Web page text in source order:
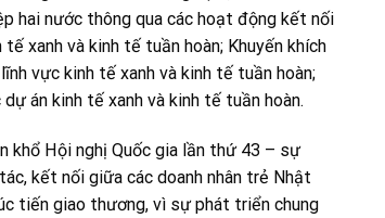
hai nước thông qua các hoạt động kết nối
xanh và kinh tế tuần hoàn; Khuyến khích
vực kinh tế xanh và kinh tế tuần hoàn;
án kinh tế xanh và kinh tế tuần hoàn.
khổ Hội nghị Quốc gia lần thứ 43 – sự
kết nối giữa các doanh nhân trẻ Nhật
tiến giao thương, vì sự phát triển chung